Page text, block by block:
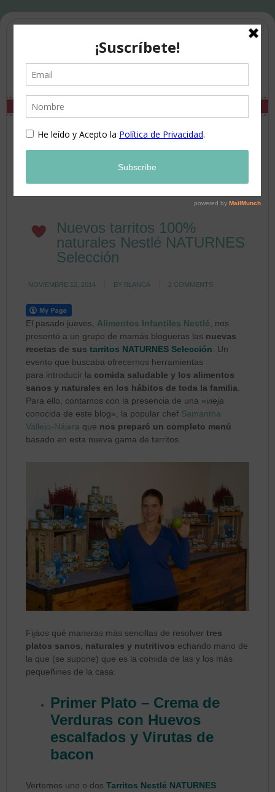
Nuevos tarritos 100%
naturales Nestlé NATURNES
Selección
NOVIEMBRE 12, 2014 BY BLANCA 2 COMMENTS
El pasado jueves, Alimentos Infantiles Nestlé , nos
presentó a un grupo de mamás blogueras las nuevas
recetas de sustarritos NATURNES Selección . Un
evento que buscaba ofrecernos herramientas
para introducir la comida saludable y los alimentos
sanos y naturales en los hábitos de toda la familia
Para ello, contamos con la presencia de una «vieja
conocida de este blog», la popular chef Samantha
Vallejo-Nájera que nos preparó un completo menú
basado en esta nueva gama de tarritos.
Fijáos qué maneras más sencillas de resolvertres
platos sanos, naturales y nutritivos echando mano de
la que (se supone) que es la comida de las y los más
pequeñines de la casa:
Primer Plato – Crema de
Verduras con Huevos
escalfados y Virutas de
bacon
Vertemos uno o dosTarritos Nestlé NATURNES